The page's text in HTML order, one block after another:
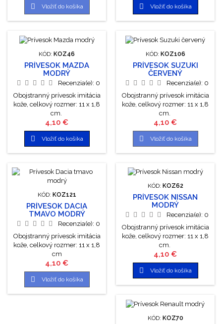
 Vložiť do košíka  Vložiť do košíka
KÓD: KOZ46
PRÍVESOK MAZDA
MODRÝ
Recenzia(e): 0
Obojstranný prívesok imitácia
kože, celkový rozmer: 11 x 1,8
cm.
Cena
4,10 €
 Vložiť do košíka
KÓD: KOZ106
PRÍVESOK SUZUKI
ČERVENÝ
Recenzia(e): 0
Obojstranný prívesok imitácia
kože, celkový rozmer: 11 x 1,8
cm.
Cena
4,10 €
 Vložiť do košíka
KÓD: KOZ121
PRÍVESOK DACIA
TMAVO MODRÝ
Recenzia(e): 0
Obojstranný prívesok imitácia
kože, celkový rozmer: 11 x 1,8
cm
Cena
4,10 €
 Vložiť do košíka
KÓD: KOZ62
PRÍVESOK NISSAN
MODRÝ
Recenzia(e): 0
Obojstranný prívesok imitácia
kože, celkový rozmer: 11 x 1,8
cm.
Cena
4,10 €
 Vložiť do košíka
KÓD: KOZ70